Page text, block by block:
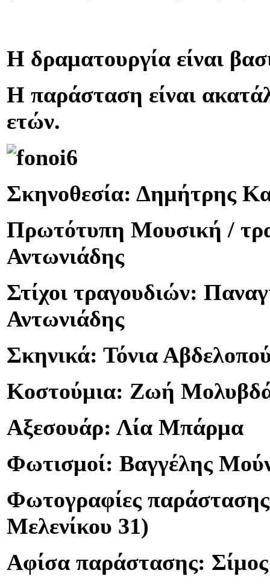
Η δραματουργία είναι
Η παράσταση είναι
ετών.
Σκηνοθεσία: Δημήτρης
Πρωτότυπη Μουσική /
Αντωνιάδης
Στίχοι τραγουδιών:
Αντωνιάδης
Σκηνικά: Τόνια
Κοστούμια: Ζωή
Αξεσουάρ: Λία Μπάρμα
Φωτισμοί: Βαγγέλης
Φωτογραφίες
Μελενίκου 31)
Αφίσα παράστασης: